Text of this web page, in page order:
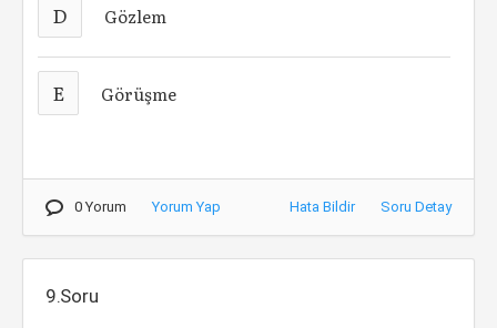
D Gözlem
E Görüşme
0 Yorum Yorum Yap Hata Bildir Soru Detay
9.Soru